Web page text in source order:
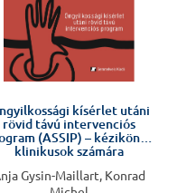
kísérlet utáni
rövid távú intervenciós
(ASSIP) – kézikönyv
klinikusok számára
Gysin-Maillart, Konrad